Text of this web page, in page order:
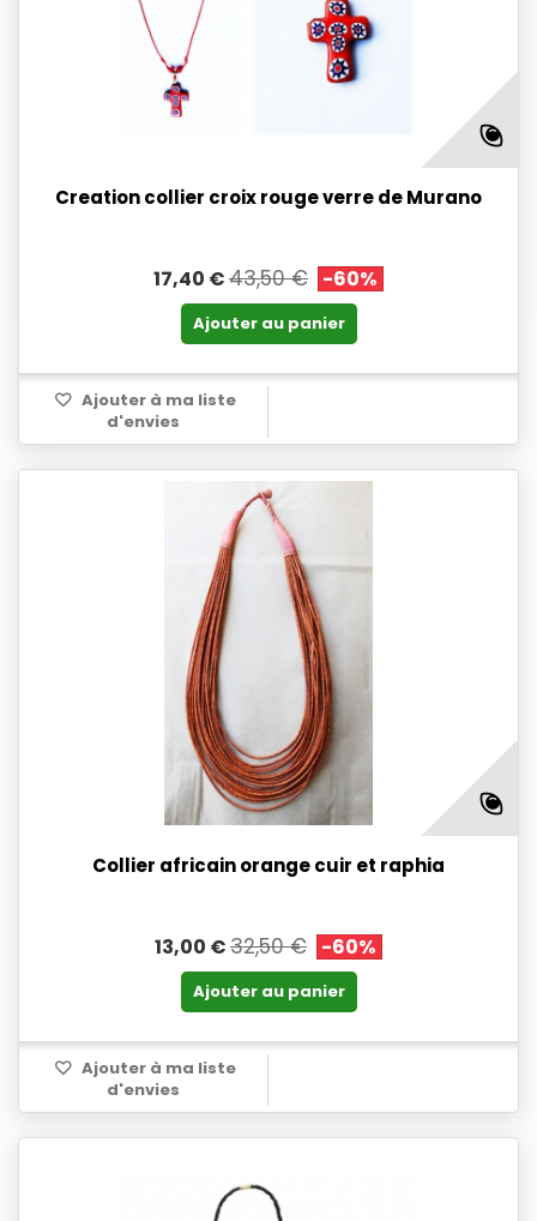
Creation collier croix rouge verre de Murano
17,40 €43,50 € -60%
Ajouter au panier
Ajouter à ma liste
d'envies
Collier africain orange cuir et raphia
13,00 €32,50 € -60%
Ajouter au panier
Ajouter à ma liste
d'envies